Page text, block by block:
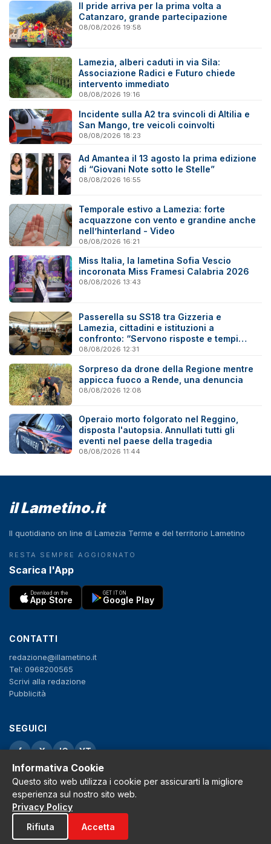
Il pride arriva per la prima volta a
Catanzaro, grande partecipazione
08/08/2026 19:58
Lamezia, alberi caduti in via Sila:
Associazione Radici e Futuro chiede
intervento immediato
08/08/2026 19:16
Incidente sulla A2 tra svincoli di Altilia e
San Mango, tre veicoli coinvolti
08/08/2026 18:23
Ad Amantea il 13 agosto la prima edizione
di “Giovani Note sotto le Stelle”
08/08/2026 16:55
Temporale estivo a Lamezia: forte
acquazzone con vento e grandine anche
nell’hinterland - Video
08/08/2026 16:21
Miss Italia, la lametina Sofia Vescio
incoronata Miss Framesi Calabria 2026
08/08/2026 13:43
Passerella su SS18 tra Gizzeria e
Lamezia, cittadini e istituzioni a
confronto: “Servono risposte e tempi
certi”
08/08/2026 12:31
Sorpreso da drone della Regione mentre
appicca fuoco a Rende, una denuncia
08/08/2026 12:08
Operaio morto folgorato nel Reggino,
disposta l'autopsia. Annullati tutti gli
eventi nel paese della tragedia
08/08/2026 11:44
il Lametino.it
Il quotidiano on line di Lamezia Terme e del territorio Lametino
RESTA SEMPRE AGGIORNATO
Scarica l'App
Download on the
App Store
GET IT ON
Google Play
CONTATTI
redazione@illametino.it
Tel: 0968200565
Scrivi alla redazione
Pubblicità
SEGUICI
f X IG YT
Privacy Policy
Cookie Policy
Note legali
La Redazione
Informativa Cookie
Questo sito web utilizza i cookie per assicurarti la migliore
esperienza sul nostro sito web.
Privacy Policy
Rifiuta
Accetta